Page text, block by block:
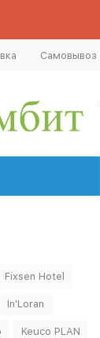
Самовывоз
Fixsen Hotel
In'Loran
Keuco PLAN